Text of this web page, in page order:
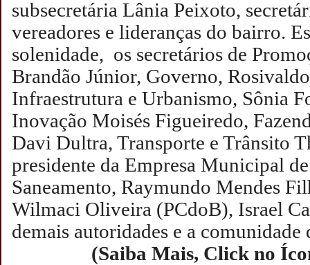
subsecretária Lânia Peixoto,
vereadores e lideranças do bairro.
solenidade, os secretários de
Brandão Júnior, Governo,
Infraestrutura e Urbanismo, Sônia
Inovação Moisés Figueiredo,
Davi Dultra, Transporte e Trânsito
presidente da Empresa Municipal
Saneamento, Raymundo Mendes
Wilmaci Oliveira (PCdoB), Israel
demais autoridades e a comunidade
(Saiba Mais, Click no